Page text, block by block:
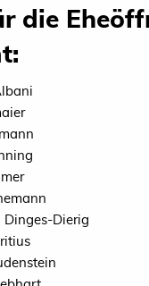
die
Dierig